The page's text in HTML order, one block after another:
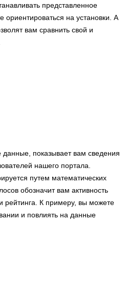
представленное
на установки. А
вам сравнить свой и
показывает вам сведения
нашего портала.
путем математических
обозначит вам активность
рейтинга. К примеру, вы можете
и повлиять на данные